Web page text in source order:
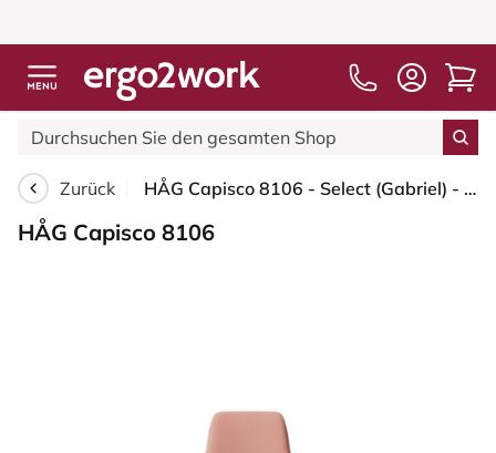
Zurück HÅG Capisco 8106 - Select (Gabriel) - Wolle / Polyamid - SC64213 - Light blush - Blush Rose - 265 mm (Sitzhöhe 53-79cm) - Harte Rollen für weiche Böden
HÅG Capisco 8106